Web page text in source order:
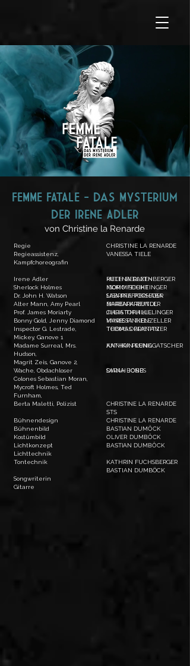
FEMME FATALE - Das Mysterium
Der irene ADler
von Christine la Renarde
Regie
Regieassistenz,
Kampfchoreografin
Irene Adler
Sherlock Holmes
Dr. John H. Watson
Alter Mann, Amy Pearl
Prof. James Moriarty
Bonny Gold, Jenny Diamond
Inspector G. Lestrade,
Mickey, Ganove 1
Madame Surreal, Mrs.
Hudson,
Magrit Zeis, Ganove 2,
Wache, Obdachloser
Colones Sebastian Moran,
Mycroft Holmes, Ted
Furnham,
Berta Maletti, Polizist
Bühnendesign
Bühnenbild
Kostümbild
Lichtkonzept
Lichttechnik
Tontechnik
Songwriterin
Gitarre
CHRISTINE LA RENARDE
VANESSA TIELE
HELENA DAXENBERGER
MOMO FEICHTINGER
SABRINA POCHABA
MAREN KREUTLER
CHRISTOPH KILLINGER
MARIE FINKENZELLER
THOMAS PLANITZER
ANNIKA PLENK
SARAH JONES
CHRISTINE LA RENARDE
STS
CHRISTINE LA RENARDE
BASTIAN DUMÖCK
OLIVER DUMBÖCK
BASTIAN DUMBÖCK
KATHRIN FUCHSBERGER
BASTIAN DUMBÖCK
RUTH BERLETH
IGOR MISCHKE
LISA PFEFFERSEDER
BARBARA REINDL
JULIA THUILLE
VANESSA TIELE
TOBIAS OBRIETAN
KATHRIN RUNGGATSCHER
​DIANA BOBB